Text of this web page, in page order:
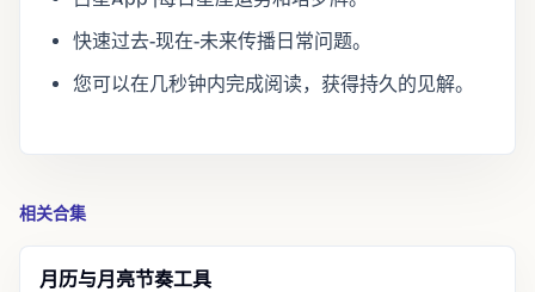
快速过去-现在-未来传播日常问题。
您可以在几秒钟内完成阅读，获得持久的见解。
相关合集
月历与月亮节奏工具